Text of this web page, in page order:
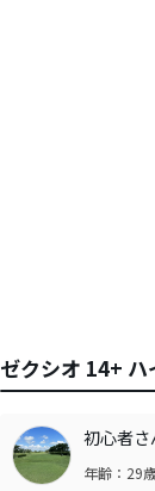
ゼクシオ 14+
初心者さ
年齢：29